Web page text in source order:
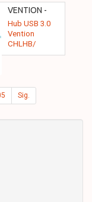
VENTION -
CHLHB
Hub USB 3.0
Vention
CHLHB/
4xUSB/
Sig.